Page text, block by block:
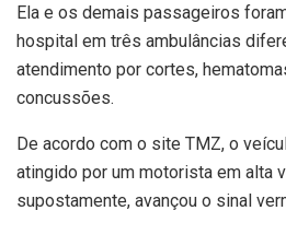
Ela e os demais passageiros
hospital em três ambulâncias
atendimento por cortes,
concussões.
De acordo com o site TMZ, o
atingido por um motorista em alta
supostamente, avançou o sinal